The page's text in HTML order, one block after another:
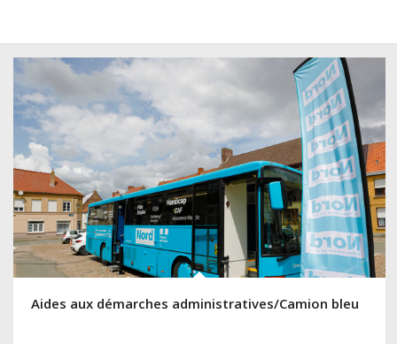
Aides aux démarches administratives/Camion bleu